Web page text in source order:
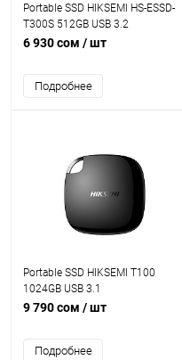
Portable SSD HIKSEMI HS-ESSD-
T300S 512GB USB 3.2
6 930 сом / шт
Подробнее
Portable SSD HIKSEMI T100
1024GB USB 3.1
9 790 сом / шт
Подробнее